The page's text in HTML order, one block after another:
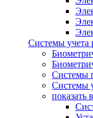
Системы учета
Системы
Системы
показать